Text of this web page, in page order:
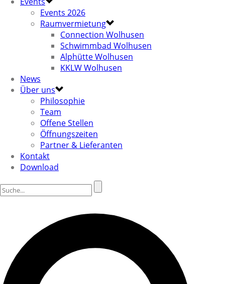
Events 2026
Raumvermietung
Connection Wolhusen
Schwimmbad Wolhusen
Alphütte Wolhusen
KKLW Wolhusen
News
Über uns
Philosophie
Team
Offene Stellen
Öffnungszeiten
Partner & Lieferanten
Kontakt
Download